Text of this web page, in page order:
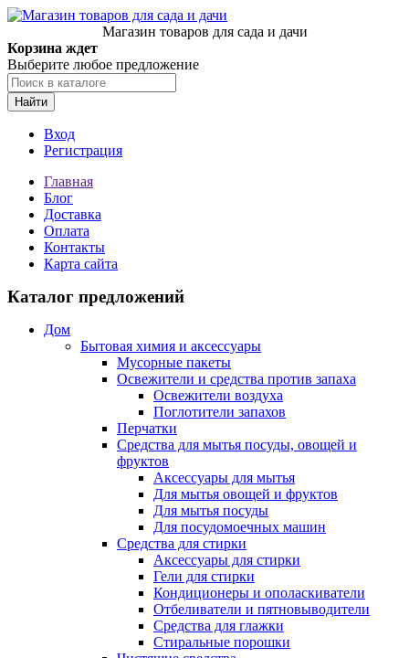
Магазин товаров для сада и дачи
Корзина ждет
Выберите любое предложение
Найти
Вход
Регистрация
Главная
Блог
Доставка
Оплата
Контакты
Карта сайта
Каталог предложений
Дом
Бытовая химия и аксессуары
Мусорные пакеты
Освежители и средства против запаха
Освежители воздуха
Поглотители запахов
Перчатки
Средства для мытья посуды, овощей и
фруктов
Аксессуары для мытья
Для мытья овощей и фруктов
Для мытья посуды
Для посудомоечных машин
Средства для стирки
Аксессуары для стирки
Гели для стирки
Кондиционеры и ополаскиватели
Отбеливатели и пятновыводители
Средства для глажки
Стиральные порошки